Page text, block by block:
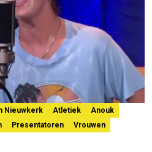
Nieuwkerk Atletiek
Anouk
Presentatoren
Vrouwen